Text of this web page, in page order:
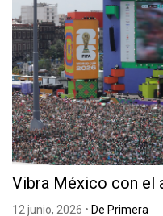
Vibra México con el
12 junio, 2026 • De Primera